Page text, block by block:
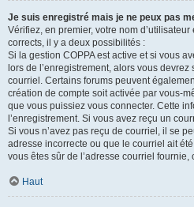
Je suis enregistré mais je ne peux pas
Vérifiez, en premier, votre nom d’utilisateur
corrects, il y a deux possibilités :
Si la gestion COPPA est active et si vous
lors de l’enregistrement, alors vous
courriel. Certains forums peuvent
création de compte soit activée par vous-
que vous puissiez vous connecter. Cette
l’enregistrement. Si vous avez reçu un
Si vous n’avez pas reçu de courriel, il se
adresse incorrecte ou que le courriel ait
vous êtes sûr de l’adresse courriel fournie,
Haut